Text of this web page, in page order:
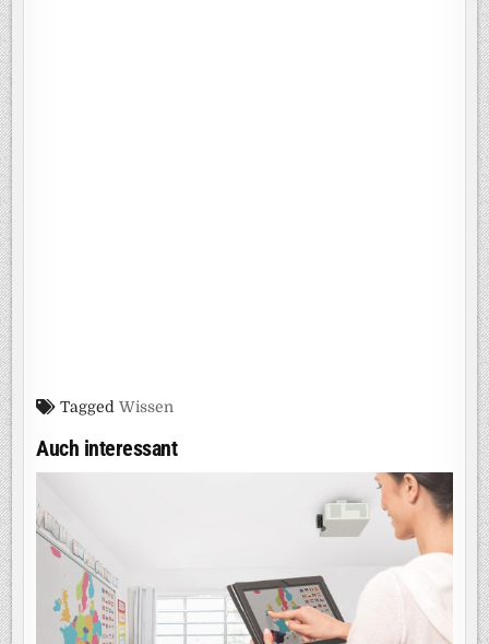
TaggedWissen
Auch interessant